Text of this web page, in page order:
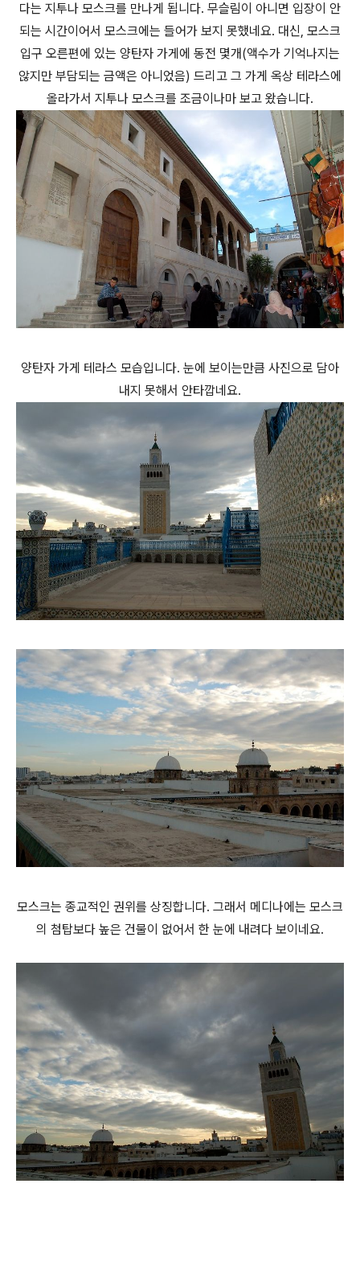
다는 지투나 모스크를 만나게 됩니다. 무슬림이 아니면 입장이 안
되는 시간이어서 모스크에는 들어가 보지 못했네요. 대신, 모스크
입구 오른편에 있는 양탄자 가게에 동전 몇개(액수가 기억나지는
않지만 부담되는 금액은 아니었음) 드리고 그 가게 옥상 테라스에
올라가서 지투나 모스크를 조금이나마 보고 왔습니다.
양탄자 가게 테라스 모습입니다. 눈에 보이는만큼 사진으로 담아
내지 못해서 안타깝네요.
모스크는 종교적인 권위를 상징합니다. 그래서 메디나에는 모스크
의 첨탑보다 높은 건물이 없어서 한 눈에 내려다 보이네요.